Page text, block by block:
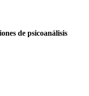
de psicoanálisis